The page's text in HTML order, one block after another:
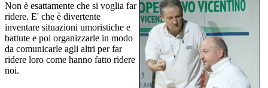
Non è esattamente che si voglia far
ridere. E' che è divertente
inventare situazioni umoristiche e
battute e poi organizzarle in modo
da comunicarle agli altri per far
ridere loro come hanno fatto ridere
noi.